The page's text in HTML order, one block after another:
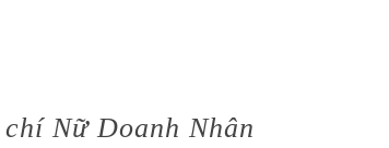
Nữ Doanh Nhân